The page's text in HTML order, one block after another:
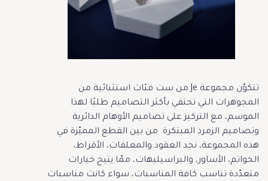
تتكوّن مجموعة Je من ست فئات استثنائية من
المجوهرات التي تحتفي بأكثر التصاميم طلبًا لهذا
الموسم، مع التركيز على تصاميم الأوهام الدائرية
وتصاميم الزمرد المبتكرة. من بين القطع المميّزة في
هذه المجموعة، نجد العقود والمعلقات، الأقراط،
الخواتم، الأساور، والبراسيليهات، ممّا يتيح خيارات
متعدّدة تناسب كافة المناسبات، سواء كانت مناسبات